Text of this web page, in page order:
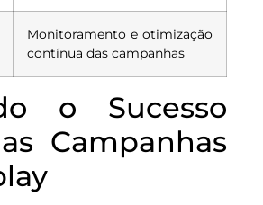
Monitoramento e otimização
contínua das campanhas
o Sucesso
Campanhas